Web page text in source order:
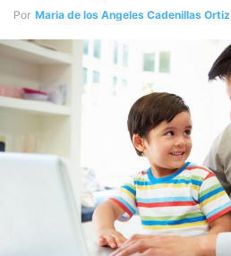
Por Maria de los Angeles Cadenillas Ortiz